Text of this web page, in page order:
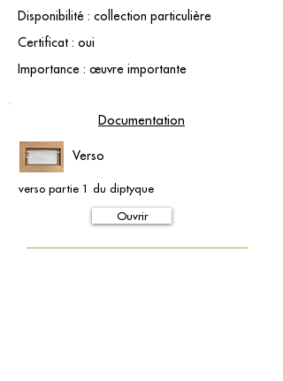
Disponibilité : collection particulière
Certificat : oui
Importance : œuvre importante
Documentation
Verso
verso partie 1 du diptyque
Ouvrir